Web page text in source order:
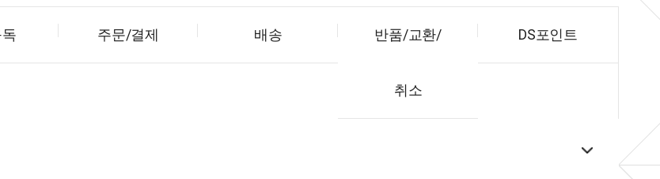
주문/결제 배송 반품/교환/
취소
DS포인트